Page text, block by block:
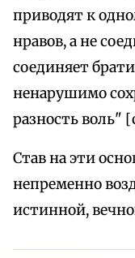
приводят к
нравов, а не
соединяет
ненарушимо
разность воль"
Став на эти
непременно
истинной,